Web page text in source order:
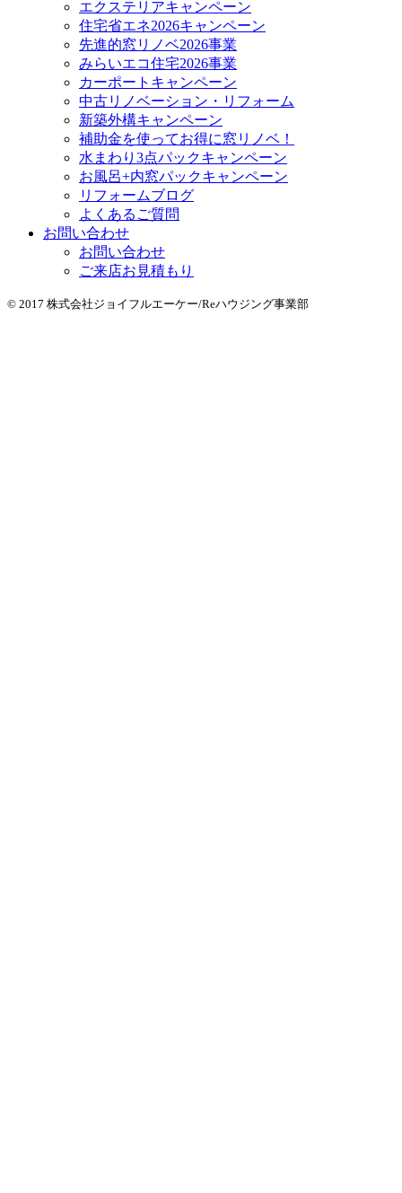
エクステリアキャンペーン
住宅省エネ2026キャンペーン
先進的窓リノベ2026事業
みらいエコ住宅2026事業
カーポートキャンペーン
中古リノベーション・リフォーム
新築外構キャンペーン
補助金を使ってお得に窓リノベ！
水まわり3点パックキャンペーン
お風呂+内窓パックキャンペーン
リフォームブログ
よくあるご質問
お問い合わせ
お問い合わせ
ご来店お見積もり
© 2017 株式会社ジョイフルエーケー/Reハウジング事業部